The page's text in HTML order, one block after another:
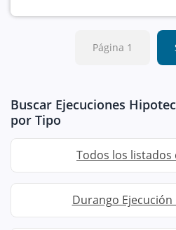
Página 1
Buscar Ejecuciones
por Tipo
Todos los listados
Durango